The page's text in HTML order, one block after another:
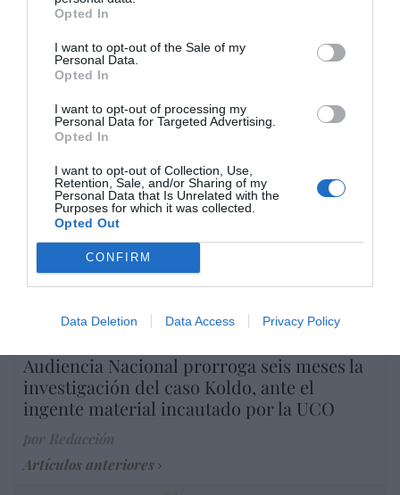
Opted In
I want to opt-out of the Sale of my
Personal Data.
Opted In
I want to opt-out of processing my
Personal Data for Targeted Advertising.
Opted In
I want to opt-out of Collection, Use,
Retention, Sale, and/or Sharing of my
Personal Data that Is Unrelated with the
Purposes for which it was collected.
Opted Out
CONFIRM
Data Deletion Data Access Privacy Policy
abandonado a su país, porque Ceuta es
connivencia con Marruecos”: acusa una ceutí
Hispanidad
Marcelo Gullo: “El trabajo de desmitificar la
desmontar la falsificación, es un trabajo
cristiano"
por Hispanidad
Artículos anteriores
Audiencia Nacional prorroga seis meses la
investigación del caso Koldo, ante el
ingente material incautado por la UCO
Artículos anteriores